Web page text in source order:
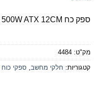
ספק כח SAMA 500W ATX 12CM
מק"ט: 4484
קטגוריות: חלקי מחשב ספקי כוח